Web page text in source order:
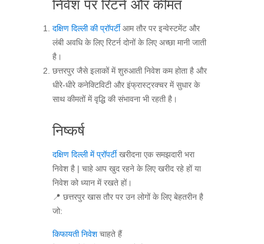
दक्षिण दिल्ली की प्रॉपर्टीआम तौर पर इन्वेस्टमेंट और
लंबी अवधि के लिए रिटर्न दोनों के लिए अच्छा मानी जाती
है।
छत्तरपुर जैसे इलाकों में शुरुआती निवेश कम होता है और
धीरे-धीरे कनेक्टिविटी और इंफ्रास्ट्रक्चर में सुधार के
साथ कीमतों में वृद्धि की संभावना भी रहती है।
निष्कर्ष
दक्षिण दिल्ली में प्रॉपर्टीखरीदना एक समझदारी भरा
निवेश है | चाहे आप खुद रहने के लिए खरीद रहे हों या
निवेश को ध्यान में रखते हों।
📍 छत्तरपुर खास तौर पर उन लोगों के लिए बेहतरीन है
जो:
किफायती निवेशचाहते हैं